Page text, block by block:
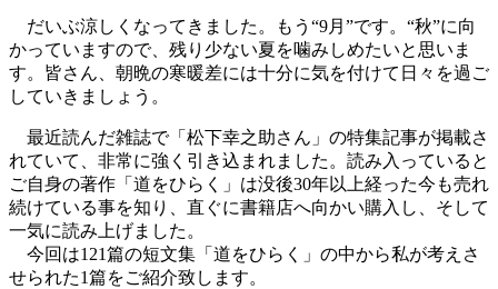
だいぶ涼しくなってきました。もう“9月”です。“秋”に向
かっていますので、残り少ない夏を噛みしめたいと思いま
す。皆さん、朝晩の寒暖差には十分に気を付けて日々を過ご
していきましょう。
最近読んだ雑誌で「松下幸之助さん」の特集記事が掲載さ
れていて、非常に強く引き込まれました。読み入っていると
ご自身の著作「道をひらく」は没後30年以上経った今も売れ
続けている事を知り、直ぐに書籍店へ向かい購入し、そして
一気に読み上げました。
今回は121篇の短文集「道をひらく」の中から私が考えさ
せられた1篇をご紹介致します。